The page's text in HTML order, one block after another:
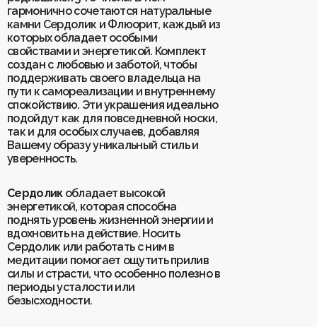
Для клиентов
Доставка
Оплата
Гарантия и возврат
Услуги по ремонту
Обучение «Браслеты Мастера: искусство
и бизнес с камнями»
Рекомендации по уходу
О Keklik
Блог
Отзывы
Контакты
Политика конфиденциальности
Пользовательское соглашение
ИП Шахрай Светлана Михайловна
ИНН 263500194811
ОГРН 305263515900181
Разработка сайтаWEBELEMENT
гармонично сочетаются натуральные
камни Сердолик и Флюорит, каждый из
которых обладает особыми
свойствами и энергетикой. Комплект
создан с любовью и заботой, чтобы
поддерживать своего владельца на
пути к самореализации и внутреннему
спокойствию. Эти украшения идеально
подойдут как для повседневной носки,
так и для особых случаев, добавляя
Вашему образу уникальный стиль и
уверенность.
Сердоликобладает высокой
энергетикой, которая способна
поднять уровень жизненной энергии и
вдохновить на действие. Носить
Сердолик или работать с ним в
медитации помогает ощутить прилив
силы и страсти, что особенно полезно в
периоды усталости или
безысходности.